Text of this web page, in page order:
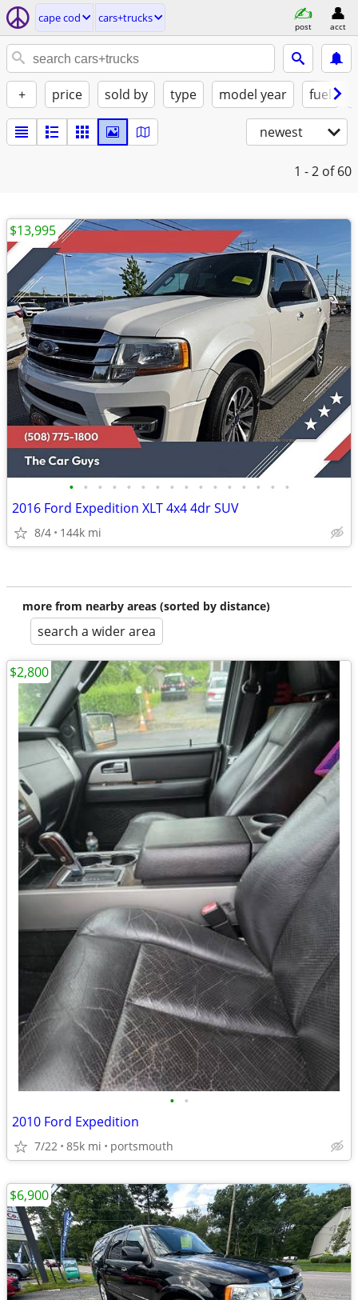
cape cod cars+trucks
post acct
+ price sold by type model year fuel
newest
1 - 2 of 60
• • • • • • • • • • • • • • • •
2016 Ford Expedition XLT 4x4 4dr SUV
8/4 144k mi
$13,995
more from nearby areas (sorted by distance)
search a wider area
• •
2010 Ford Expedition
7/22 85k mi portsmouth
$2,800
$6,900